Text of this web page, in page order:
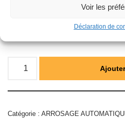
Voir les
Déclaration de
* Conçue pour fonctionner avec
Catégorie : ARROSAGE